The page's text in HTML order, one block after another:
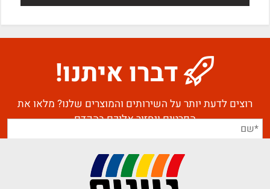
דברו איתנו!
רוצים לדעת יותר על השירותים והמוצרים שלנו? מלאו את
הפרטים ונחזור אליכם בהקדם